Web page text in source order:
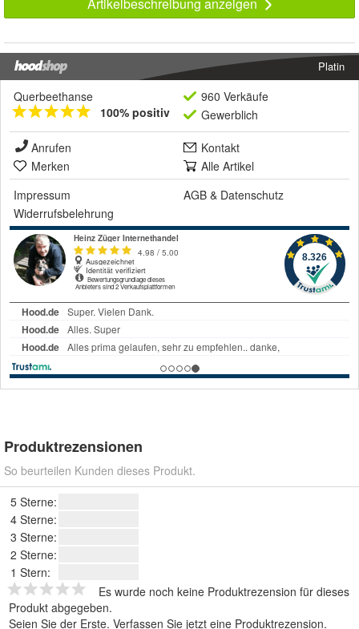
Artikelbeschreibung anzeigen
Platin
Querbeethanse
100% positiv
960 Verkäufe
Gewerblich
Anrufen
Kontakt
Merken
Alle Artikel
Impressum
AGB & Datenschutz
Widerrufsbelehrung
Produktrezensionen
So beurteilen Kunden dieses Produkt.
5 Sterne:
4 Sterne:
3 Sterne:
2 Sterne:
1 Stern:
Es wurde noch keine Produktrezension für dieses
Produkt abgegeben.
Seien Sie der Erste. Verfassen Sie jetzt eine Produktrezension.